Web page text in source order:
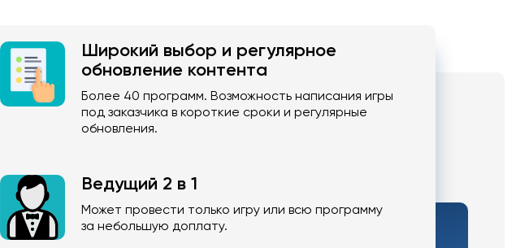
Широкий выбор и регулярное
обновление контента
Более 40 программ. Возможность написания игры
под заказчика в короткие сроки и регулярные
обновления.
Ведущий 2 в 1
Может провести только игру или всю программу
за небольшую доплату.